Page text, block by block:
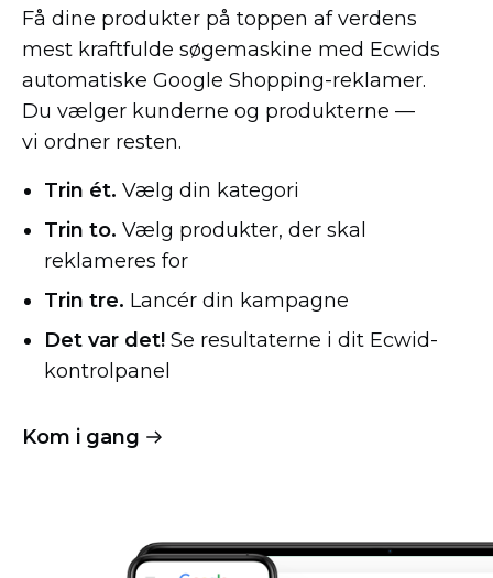
Få dine produkter på toppen af verdens
mest kraftfulde søgemaskine med Ecwids
automatiske Google Shopping-reklamer.
Du vælger kunderne og produkterne —
vi ordner resten.
Trin ét. Vælg din kategori
Trin to. Vælg produkter, der skal
reklameres for
Trin tre. Lancér din kampagne
Det var det! Se resultaterne i dit Ecwid-
kontrolpanel
Kom i gang